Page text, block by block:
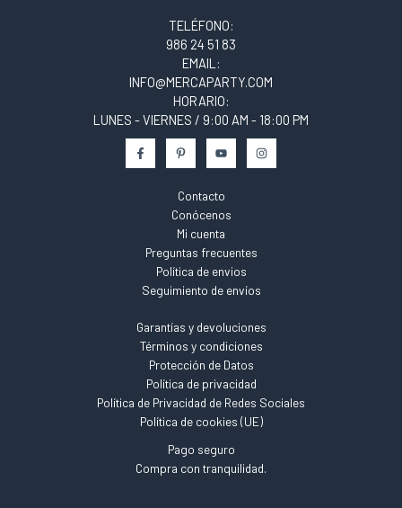
TELÉFONO:
986 24 51 83
EMAIL:
INFO@MERCAPARTY.COM
HORARIO:
LUNES - VIERNES / 9:00 AM - 18:00 PM
Contacto
Conócenos
Mi cuenta
Preguntas frecuentes
Política de envios
Seguimiento de envíos
Garantías y devoluciones
Términos y condiciones
Protección de Datos
Política de privacidad
Política de Privacidad de Redes Sociales
Política de cookies (UE)
Pago seguro
Compra con tranquilidad.